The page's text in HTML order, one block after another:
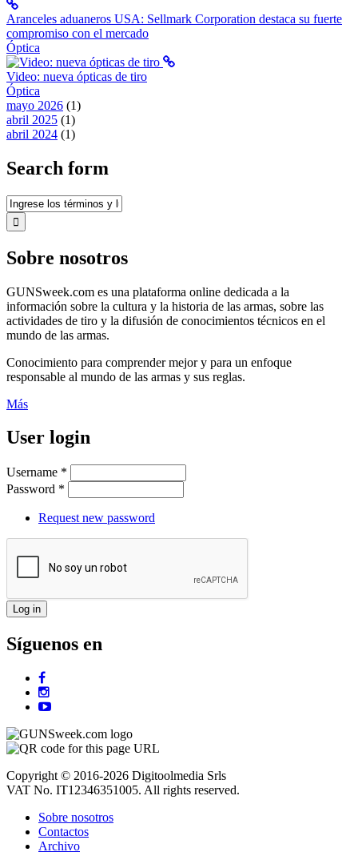
Aranceles aduaneros USA: Sellmark Corporation destaca su fuerte
compromiso con el mercado
Óptica
Video: nueva ópticas de tiro
Óptica
mayo 2026 (1)
abril 2025 (1)
abril 2024 (1)
Search form
Sobre nosotros
GUNSweek.com es una plataforma online dedicada a la
información sobre la cultura y la historia de las armas, sobre las
actividades de tiro y la difusión de conocimientos técnicos en el
mundo de las armas.
Conocimiento para comprender mejor y para un enfoque
responsable al mundo de las armas y sus reglas.
Más
User login
Username *
Password *
Request new password
Síguenos en
Copyright © 2016-2026 Digitoolmedia Srls
VAT No. IT12346351005. All rights reserved.
Sobre nosotros
Contactos
Archivo